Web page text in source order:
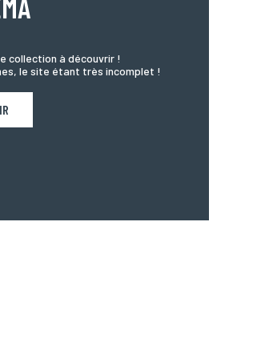
collection à découvrir !
le site étant très incomplet !